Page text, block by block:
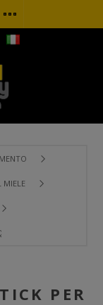
MIELE
PER